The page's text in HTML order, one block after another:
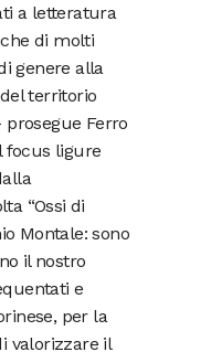
a letteratura
di molti
genere alla
territorio
Ferro
focus ligure
“Ossi di
Montale: sono
il nostro
e
per la
valorizzare il